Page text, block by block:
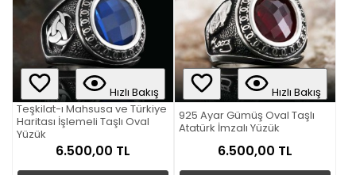
Hızlı Bakış
Teşkilat-ı Mahsusa ve Türkiye
Haritası İşlemeli Taşlı Oval
Yüzük
6.500,00 TL
Hızlı Bakış
925 Ayar Gümüş Oval Taşlı
Atatürk İmzalı Yüzük
6.500,00 TL